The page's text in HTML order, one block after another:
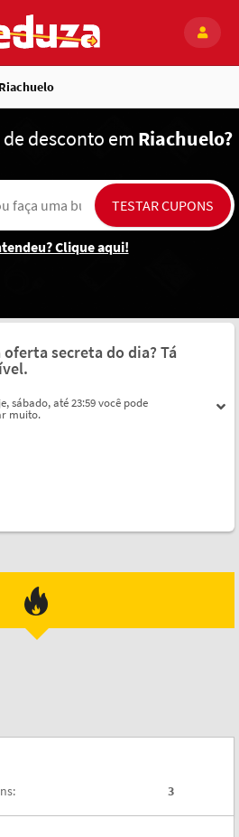
Riachuelo
desconto em Riachuelo?
Clique aqui!
oferta secreta do dia? Tá
sábado, até 23:59 você pode
muito.
3